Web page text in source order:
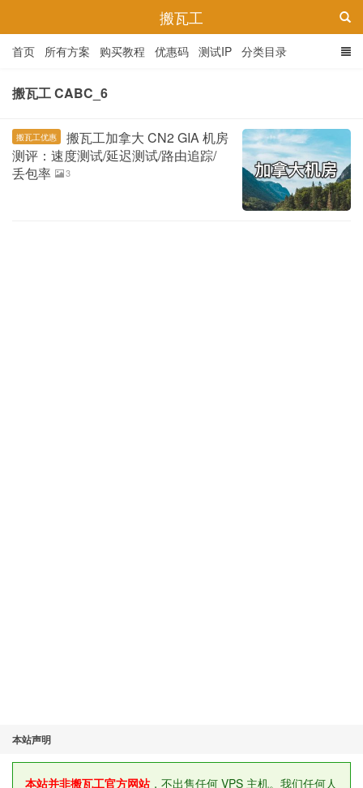
搬瓦工
首页 所有方案 购买教程 优惠码 测试IP 分类目录
搬瓦工 CABC_6
搬瓦工优惠
搬瓦工加拿大 CN2 GIA 机房
测评：速度测试/延迟测试/路由追踪/
丢包率
3
本站声明
本站并非搬瓦工官方网站，不出售任何 VPS 主机。我们任何人